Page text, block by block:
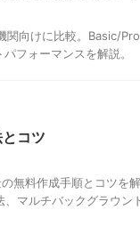
関向けに比較。Basic/
フォーマンスを解説。
コツ
無料作成手順とコツを
マルチバックグラウン